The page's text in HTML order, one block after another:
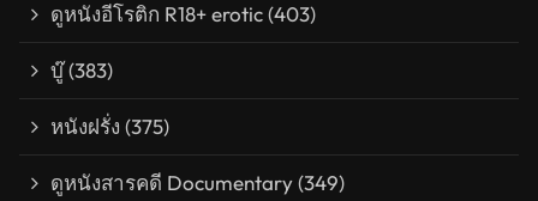
ดูหนังอีโรติก R18+ erotic(403)
บู๊(383)
หนังฝรั่ง (375)
ดูหนังสารคดี Documentary(349)